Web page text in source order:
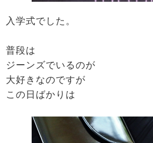
入学式でした。
普段は
ジーンズでいるのが
大好きなのですが
この日ばかりは